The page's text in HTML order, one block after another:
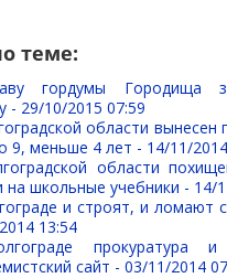
теме:
гордумы Городища
- 29/10/2015 07:59
области вынесен
9, меньше 4 лет - 14/11/
области
на школьные учебники - 14/
и строят, и ломают
13:54
прокуратура
сайт - 03/11/2014